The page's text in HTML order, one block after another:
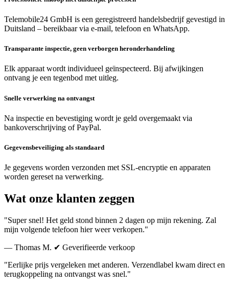
Telemobile24 GmbH is een geregistreerd handelsbedrijf gevestigd in
Duitsland – bereikbaar via e-mail, telefoon en WhatsApp.
Transparante inspectie, geen verborgen heronderhandeling
Elk apparaat wordt individueel geïnspecteerd. Bij afwijkingen
ontvang je een tegenbod met uitleg.
Snelle verwerking na ontvangst
Na inspectie en bevestiging wordt je geld overgemaakt via
bankoverschrijving of PayPal.
Gegevensbeveiliging als standaard
Je gegevens worden verzonden met SSL-encryptie en apparaten
worden gereset na verwerking.
Wat onze klanten zeggen
"Super snel! Het geld stond binnen 2 dagen op mijn rekening. Zal
mijn volgende telefoon hier weer verkopen."
— Thomas M. ✔ Geverifieerde verkoop
"Eerlijke prijs vergeleken met anderen. Verzendlabel kwam direct en
terugkoppeling na ontvangst was snel."